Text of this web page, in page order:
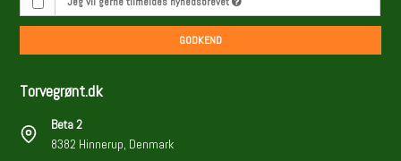
GODKEND
Torvegrønt.dk
Beta 2
8382 Hinnerup, Denmark